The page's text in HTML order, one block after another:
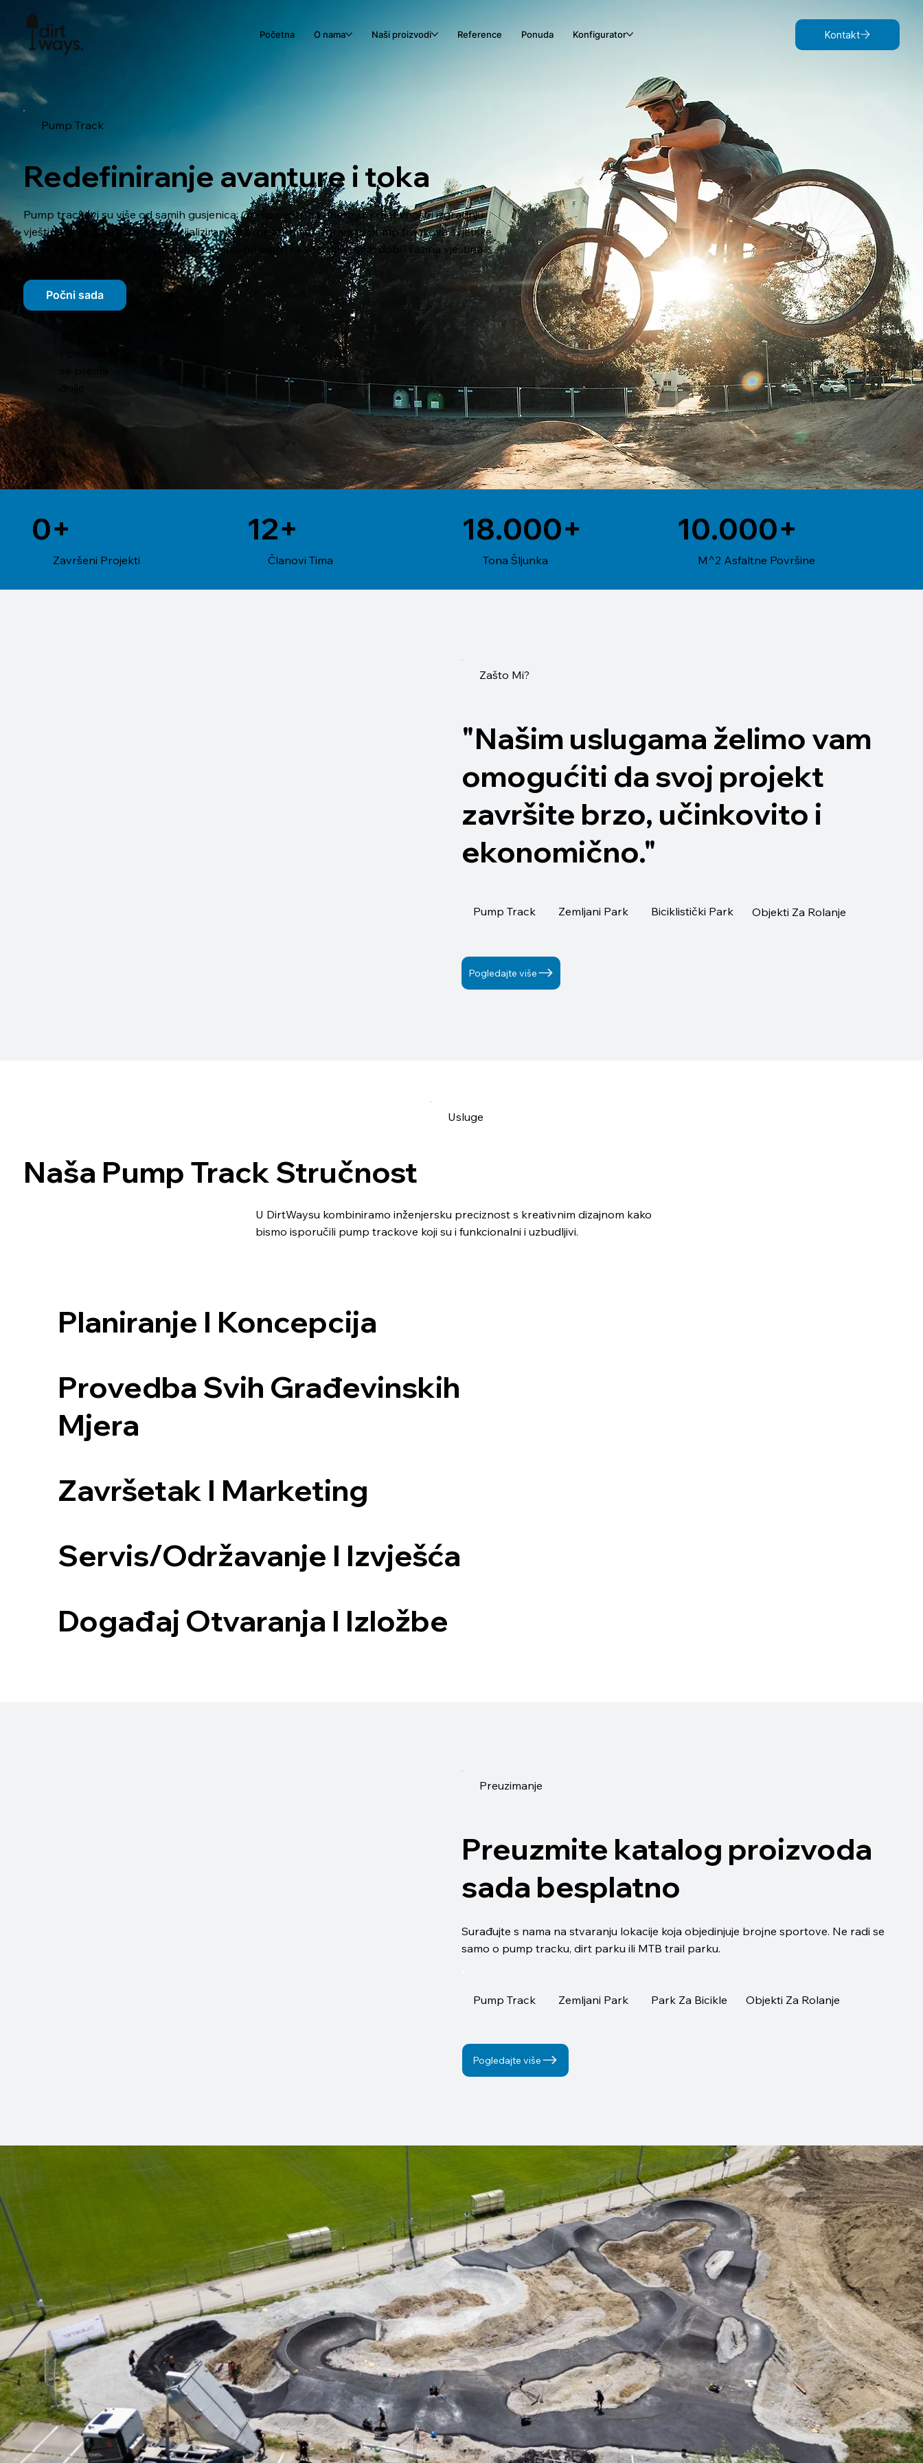
Kontakt
Početna O nama Naši proizvodi Reference Ponuda Konfigurator
Pump Track
Redefiniranje avanture i toka
Pump trackovi su više od samih gusjenica; Oni su centri za energiju, kreativnost i izgradnju
vještina. U DirtWaysu smo specijalizirani za projektiranje i izgradnju pump trackova svjetske
klase koji potiču strast i pružaju nezaboravna iskustva vozačima svih dobi i razina vještina.
Počni sada
dolje
0+
Završeni Projekti
12+
Članovi Tima
18.000+
Tona Šljunka
10.000+
M^2 Asfaltne Površine
Zašto Mi?
"Našim uslugama želimo vam
omogućiti da svoj projekt
završite brzo, učinkovito i
ekonomično."
Pump Track Zemljani Park Biciklistički Park Objekti Za Rolanje
Pogledajte više
Usluge
Naša Pump Track Stručnost
U DirtWaysu kombiniramo inženjersku preciznost s kreativnim dizajnom kako
bismo isporučili pump trackove koji su i funkcionalni i uzbudljivi.
Planiranje I Koncepcija
Provedba Svih Građevinskih
Mjera
Završetak I Marketing
Servis/Održavanje I Izvješća
Događaj Otvaranja I Izložbe
Preuzimanje
Preuzmite katalog proizvoda
sada besplatno
Surađujte s nama na stvaranju lokacije koja objedinjuje brojne sportove. Ne radi se
samo o pump tracku, dirt parku ili MTB trail parku.
Pump Track Zemljani Park Park Za Bicikle Objekti Za Rolanje
Pogledajte više